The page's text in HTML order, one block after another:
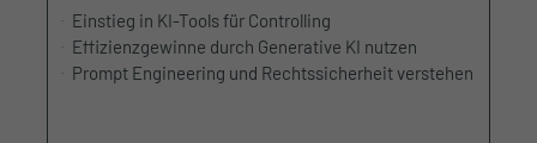
Einstieg in KI-Tools für Controlling
Effizienzgewinne durch Generative KI nutzen
Prompt Engineering und Rechtssicherheit verstehen